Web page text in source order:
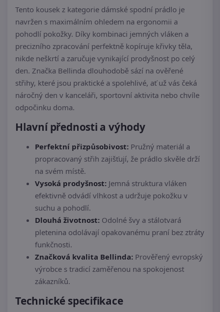
Tento kousek z kategorie dámské spodní prádlo je
navržen s maximálním ohledem na ergonomii a
pohodlí pokožky. Díky kombinaci jemných vláken a
precizního zpracování perfektně kopíruje křivky těla,
nikde neškrtí a zaručuje vynikající prodyšnost po celý
den. Značka Bellinda dlouhodobě sází na ověřené
střihy, které jsou praktické a spolehlivé, ať už vás čeká
náročný den v kanceláři, sportovní aktivita nebo chvíle
odpočinku doma.
Hlavní přednosti a výhody
Perfektní přizpůsobivost: Pružný materiál a
propracovaný střih zajišťují, že prádlo skvěle drží
na svém místě.
Vysoká prodyšnost: Jemná struktura vláken
efektivně odvádí vlhkost a udržuje pokožku v
suchu a pohodlí.
Dlouhá životnost: Odolné švy a stálotvará
pletenina odolávají opakovanému praní bez ztráty
funkčnosti.
Značková kvalita Bellinda: Prověřený evropský
výrobce s tradicí zaměřenou na spokojenost
zákazníků.
Technické specifikace